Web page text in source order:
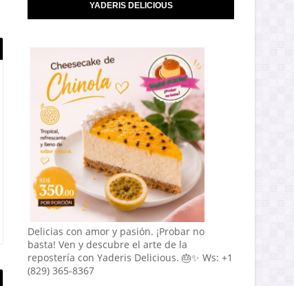
YADERIS DELICIOUS
Delicias con amor y pasión. ¡Probar no
basta! Ven y descubre el arte de la
repostería con Yaderis Delicious. 🎂✨ Ws: +1
(829) 365-8367